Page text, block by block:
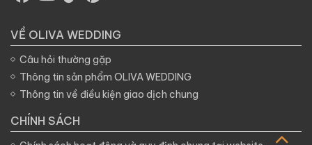
VỀ OLIVA WEDDING
Câu hỏi thường gặp
Thông tin sản phẩm OLIVA WEDDING
Thông tin về điều kiện giao dịch chung
CHÍNH SÁCH